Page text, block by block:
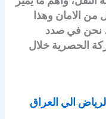
من الامان وهذا
نحن في صدد
الحصرية خلال
الي العراق